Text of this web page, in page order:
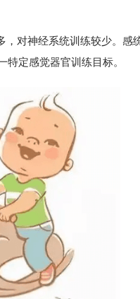
对神经系统训练较少。感
定感觉器官训练目标。